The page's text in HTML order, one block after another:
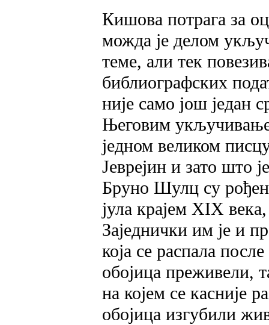
Кишова потрага за
можда је делом
теме, али тек
библиографских
није само још један
Његовим
једном великом
Јеврејин и зато што
Бруно Шулц су
јула крајем XIX
Заједнички им је и
која се распала
обојица преживели,
на којем се касније
обојица изгубили